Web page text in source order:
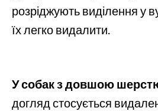
розріджують виділення у
їх легко видалити.
У собак з довшою
догляд стосується